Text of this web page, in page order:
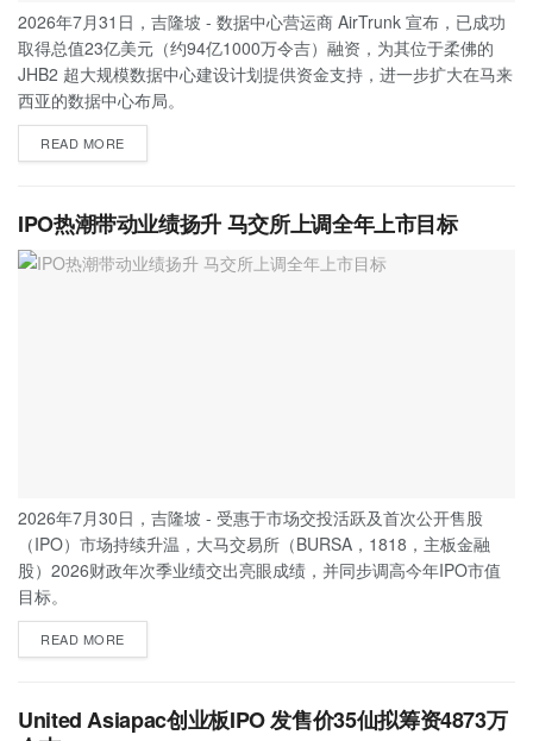
2026年7月31日，吉隆坡 - 数据中心营运商 AirTrunk 宣布，已成功
取得总值23亿美元（约94亿1000万令吉）融资，为其位于柔佛的
JHB2 超大规模数据中心建设计划提供资金支持，进一步扩大在马来
西亚的数据中心布局。
READ MORE
IPO热潮带动业绩扬升 马交所上调全年上市目标
2026年7月30日，吉隆坡 - 受惠于市场交投活跃及首次公开售股
（IPO）市场持续升温，大马交易所（BURSA，1818，主板金融
股）2026财政年次季业绩交出亮眼成绩，并同步调高今年IPO市值
目标。
READ MORE
United Asiapac创业板IPO 发售价35仙拟筹资4873万